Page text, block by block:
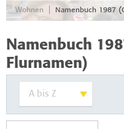
Wohnen Namenbuch 1987
Namenbuch
Flurnamen)